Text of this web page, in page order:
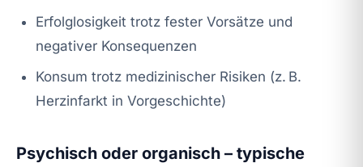
Erfolglosigkeit trotz fester Vorsätze und
negativer Konsequenzen
Konsum trotz medizinischer Risiken (z. B.
Herzinfarkt in Vorgeschichte)
Psychisch oder organisch – typische